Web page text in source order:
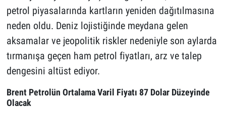
petrol piyasalarında kartların yeniden dağıtılmasına
neden oldu. Deniz lojistiğinde meydana gelen
aksamalar ve jeopolitik riskler nedeniyle son aylarda
tırmanışa geçen ham petrol fiyatları, arz ve talep
dengesini altüst ediyor.
Brent Petrolün Ortalama Varil Fiyatı 87 Dolar Düzeyinde
Olacak